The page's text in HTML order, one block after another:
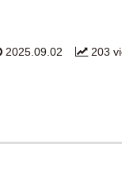
203
2025.09.02